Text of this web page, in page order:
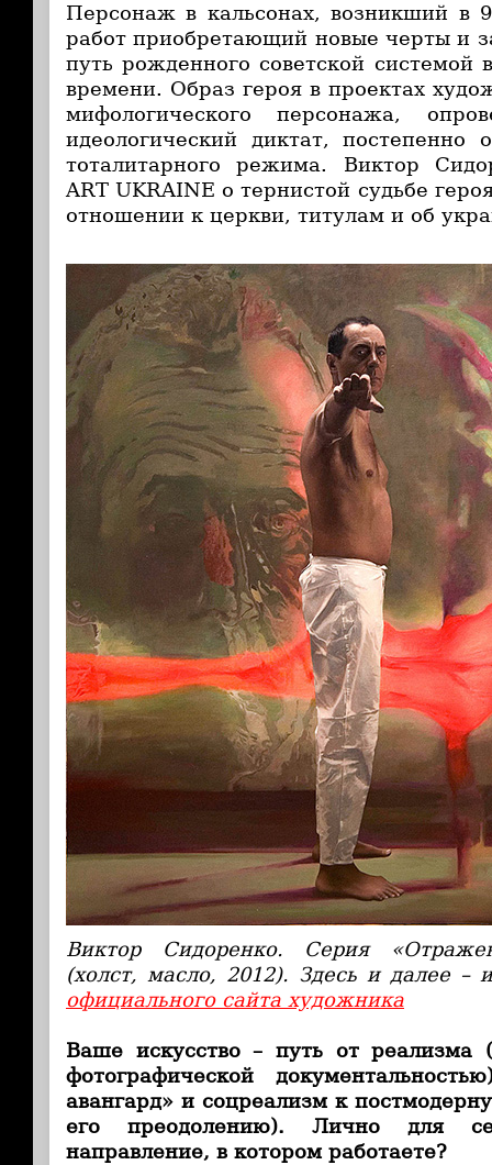
Персонаж в кальсонах, возникший в
работ приобретающий новые черты и
путь рожденного советской системой
времени. Образ героя в проектах
мифологического персонажа,
идеологический диктат, постепенно
тоталитарного режима. Виктор
ART UKRAINE о тернистой судьбе
отношении к церкви, титулам и об
Виктор Сидоренко. Серия
(холст, масло, 2012). Здесь и далее –
официального сайта художника
Ваше искусство – путь от реализма
фотографической
авангард» и соцреализм к
его преодолению). Лично для
направление, в котором работаете?